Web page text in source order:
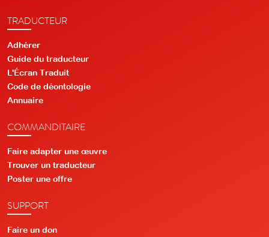
TRADUCTEUR
Adhérer
Guide du traducteur
L'Écran Traduit
Code de déontologie
Annuaire
COMMANDITAIRE
Faire adapter une œuvre
Trouver un traducteur
Poster une offre
SUPPORT
Faire un don